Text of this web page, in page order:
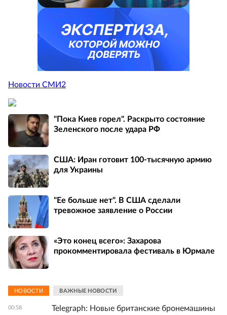
Новости СМИ2
"Пока Киев горел". Раскрыто состояние
Зеленского после удара РФ
США: Иран готовит 100-тысячную армию
для Украины
"Ее больше нет". В США сделали
тревожное заявление о России
«Это конец всего»: Захарова
прокомментировала фестиваль в Юрмале
НОВОСТИ ВАЖНЫЕ НОВОСТИ
00:58
Telegraph: Новые британские бронемашины